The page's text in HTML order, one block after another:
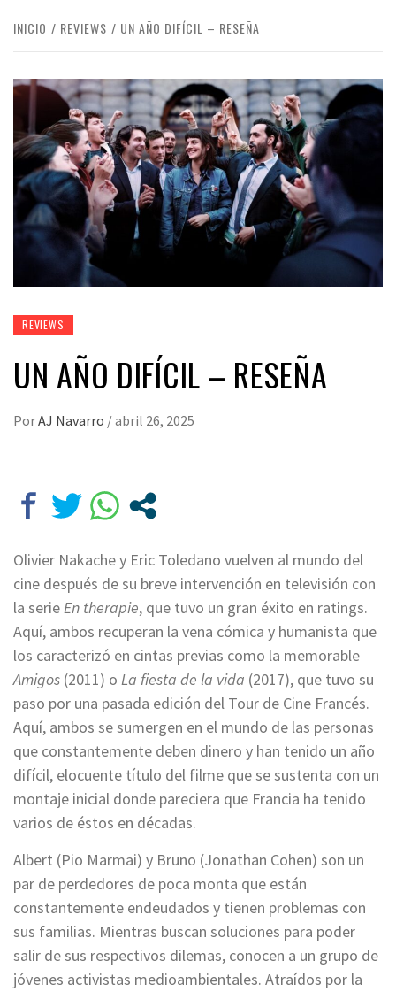
INICIO REVIEWS UN AÑO DIFÍCIL – RESEÑA
REVIEWS
UN AÑO DIFÍCIL – RESEÑA
PorAJ Navarro /abril 26, 2025
Olivier Nakache y Eric Toledano vuelven al mundo del
cine después de su breve intervención en televisión con
la serieEn therapie, que tuvo un gran éxito en ratings.
Aquí, ambos recuperan la vena cómica y humanista que
los caracterizó en cintas previas como la memorable
Amigos (2011) o La fiesta de la vida (2017), que tuvo su
paso por una pasada edición del Tour de Cine Francés.
Aquí, ambos se sumergen en el mundo de las personas
que constantemente deben dinero y han tenido un año
difícil, elocuente título del filme que se sustenta con un
montaje inicial donde pareciera que Francia ha tenido
varios de éstos en décadas.
Albert (Pio Marmai) y Bruno (Jonathan Cohen) son un
par de perdedores de poca monta que están
constantemente endeudados y tienen problemas con
sus familias. Mientras buscan soluciones para poder
salir de sus respectivos dilemas, conocen a un grupo de
jóvenes activistas medioambientales. Atraídos por la